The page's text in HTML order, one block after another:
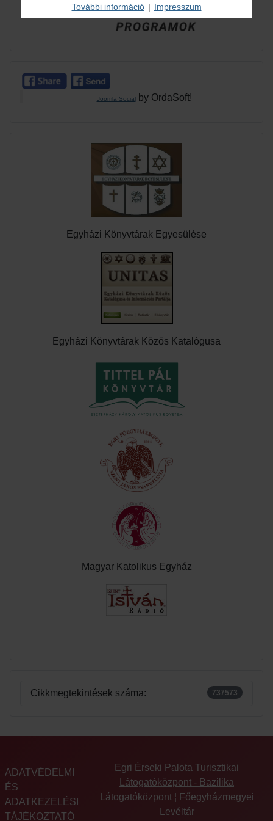
Joomla Socialby OrdaSoft!
Egyházi Könyvtárak Egyesülése
Egyházi Könyvtárak Közös Katalógusa
Magyar Katolikus Egyház
Cikkmegtekintések száma: 737573
ADATVÉDELMI
ÉS
ADATKEZELÉSI
TÁJÉKOZTATÓ
Egri Érseki Palota Turisztikai
Látogatóközpont - Bazilika
Látogatóközpont¦ Főegyházmegyei
Levéltár
További információ | Impresszum